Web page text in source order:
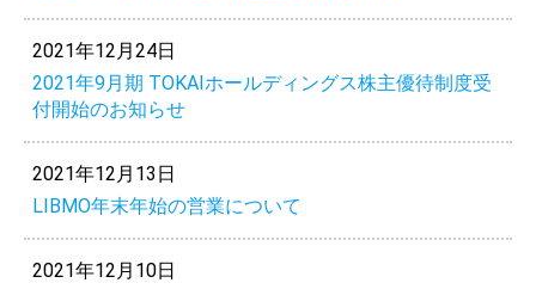
2021年12月24日
2021年9月期 TOKAIホールディングス株主優待制度受
付開始のお知らせ
2021年12月13日
LIBMO年末年始の営業について
2021年12月10日